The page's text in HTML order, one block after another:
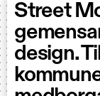
Street
design.